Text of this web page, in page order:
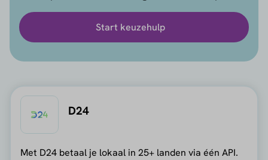
Start keuzehulp
D24
Met D24 betaal je lokaal in 25+ landen via één API.